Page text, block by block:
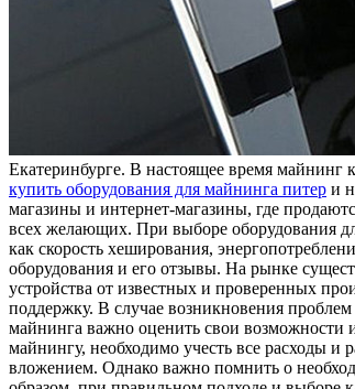
Eкaтeринбургe. В настоящее время майнинг
купить оборудования для майнинга питер и
магазины и интернет-магазины, где
всех желающих. При выборе оборудования
как скорость хеширования,
оборудования и его отзывы. На рынке
устройства от известных и проверенных
поддержку. В случае возникновения
майнинга важно оценить свои возможности
майнингу, необходимо учесть все расходы
вложением. Однако важно помнить о